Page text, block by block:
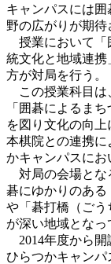
キャンパスには
野の広がりが期待
授業において「
統文化と地域連
方が対局を行う。
この授業科目は
「囲碁によるま
を図り文化の向
本棋院との連携に
かキャンパスにお
対局の会場とな
碁にゆかりのある
や「碁打橋（ご
が深い地域となっ
2014年度から開
ひらつかキャン